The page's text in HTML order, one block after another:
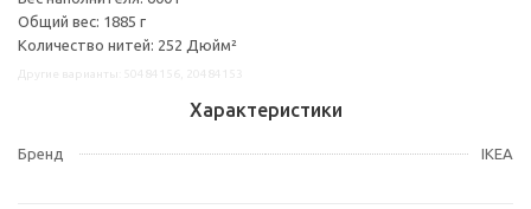
Общий вес: 1885 г
Количество нитей: 252 Дюйм²
Характеристики
Бренд IKEA